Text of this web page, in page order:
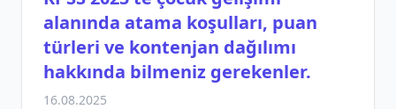
alanında atama koşulları, puan
türleri ve kontenjan dağılımı
hakkında bilmeniz gerekenler.
16.08.2025